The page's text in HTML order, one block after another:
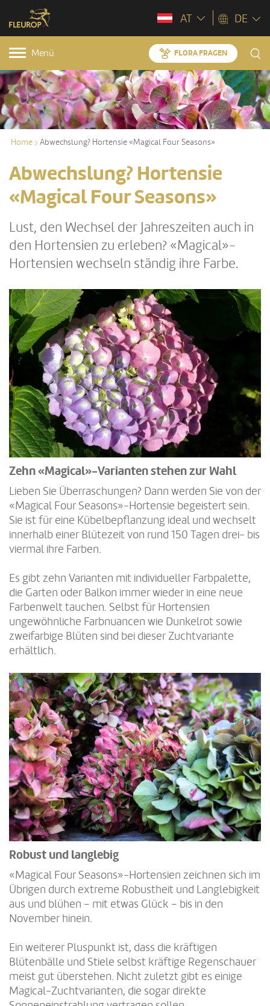
AT DE
Menü FLORA FRAGEN
Home Abwechslung? Hortensie «Magical Four Seasons»
Abwechslung? Hortensie
«Magical Four Seasons»
Lust, den Wechsel der Jahreszeiten auch in
den Hortensien zu erleben? «Magical»-
Hortensien wechseln ständig ihre Farbe.
Zehn «Magical»-Varianten stehen zur Wahl
Lieben Sie Überraschungen? Dann werden Sie von der
«Magical Four Seasons»-Hortensie begeistert sein.
Sie ist für eine Kübelbepflanzung ideal und wechselt
innerhalb einer Blütezeit von rund 150 Tagen drei- bis
viermal ihre Farben.
Es gibt zehn Varianten mit individueller Farbpalette,
die Garten oder Balkon immer wieder in eine neue
Farbenwelt tauchen. Selbst für Hortensien
ungewöhnliche Farbnuancen wie Dunkelrot sowie
zweifarbige Blüten sind bei dieser Zuchtvariante
erhältlich.
Robust und langlebig
«Magical Four Seasons»-Hortensien zeichnen sich im
Übrigen durch extreme Robustheit und Langlebigkeit
aus und blühen – mit etwas Glück – bis in den
November hinein.
Ein weiterer Pluspunkt ist, dass die kräftigen
Blütenbälle und Stiele selbst kräftige Regenschauer
meist gut überstehen. Nicht zuletzt gibt es einige
Magical-Zuchtvarianten, die sogar direkte